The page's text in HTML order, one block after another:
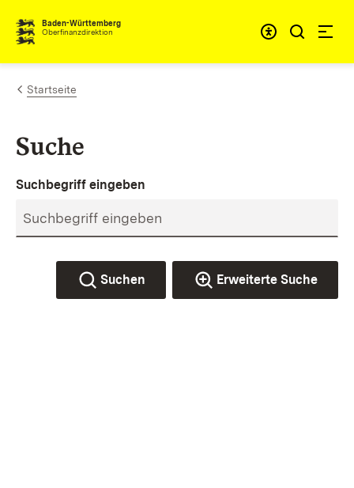
Zum Inhalt springen
Baden-Württemberg
Oberfinanzdirektion
Startseite
Suche
Suchbegriff eingeben
Suchen Erweiterte Suche